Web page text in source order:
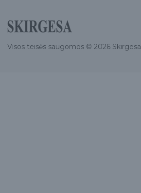
Visos teisės saugomos © 2026 Skirgesa